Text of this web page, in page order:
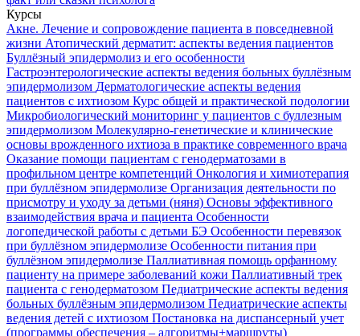
Курсы
Акне. Лечение и сопровождение пациента в повседневной
жизни Атопический дерматит: аспекты ведения пациентов
Буллёзный эпидермолиз и его особенности
Гастроэнтерологические аспекты ведения больных буллёзным
эпидермолизом Дерматологические аспекты ведения
пациентов с ихтиозом Курс общей и практической подологии
Микробиологический мониторинг у пациентов с буллезным
эпидермолизом Молекулярно-генетические и клинические
основы врожденного ихтиоза в практике современного врача
Оказание помощи пациентам с генодерматозами в
профильном центре компетенций Онкология и химиотерапия
при буллёзном эпидермолизе Организация деятельности по
присмотру и уходу за детьми (няня) Основы эффективного
взаимодействия врача и пациента Особенности
логопедической работы с детьми БЭ Особенности перевязок
при буллёзном эпидермолизе Особенности питания при
буллёзном эпидермолизе Паллиативная помощь орфанному
пациенту на примере заболеваний кожи Паллиативный трек
пациента с генодерматозом Педиатрические аспекты ведения
больных буллёзным эпидермолизом Педиатрические аспекты
ведения детей с ихтиозом Постановка на диспансерный учет
(программы обеспечения – алгоритмы+маршруты)